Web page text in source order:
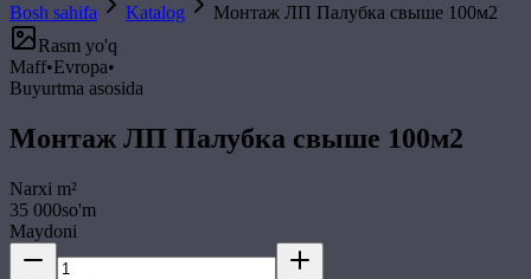
Bosh sahifa Katalog
Монтаж ЛП Палубка свыше 100м2
Rasm yo'q
Maff•Evropa•
Buyurtma asosida
Монтаж ЛП Палубка свыше 100м2
Narxi m²
35 000so'm
Maydoni